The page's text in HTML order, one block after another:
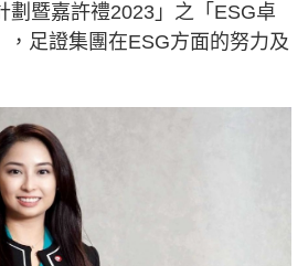
劃暨嘉許禮2023」之「ESG卓
，足證集團在ESG方面的努力及